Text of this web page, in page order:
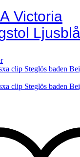
Victoria
Ljusblå